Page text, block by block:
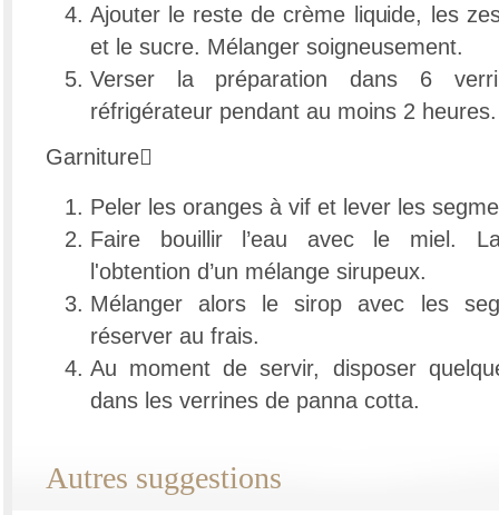
Ajouter le reste de crème liquide, les
et le sucre. Mélanger soigneusement.
Verser la préparation dans 6
réfrigérateur pendant au moins 2 heures.
Garniture
Peler les oranges à vif et lever les
Faire bouillir l’eau avec le miel.
l'obtention d’un mélange sirupeux.
Mélanger alors le sirop avec les
réserver au frais.
Au moment de servir, disposer
dans les verrines de panna cotta.
Autres suggestions